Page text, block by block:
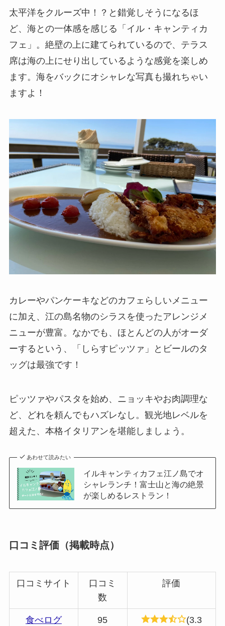
太平洋をクルーズ中！？と錯覚しそうになるほ
ど、海との一体感を感じる「イル・キャンティカ
フェ」。絶壁の上に建てられているので、テラス
席は海の上にせり出しているような感覚を楽しめ
ます。海をバックにオシャレな写真も撮れちゃい
ますよ！
カレーやパンケーキなどのカフェらしいメニュー
に加え、江の島名物のシラスを使ったアレンジメ
ニューが豊富。なかでも、ほとんどの人がオーダ
ーするという、「しらすピッツァ」とビールのタ
ッグは最強です！
ピッツァやパスタを始め、ニョッキやお肉調理な
ど、どれを頼んでもハズレなし。観光地レベルを
超えた、本格イタリアンを堪能しましょう。
あわせて読みたい
イルキャンティカフェ江ノ島でオ
シャレランチ！富士山と海の絶景
が楽しめるレストラン！
口コミ評価（掲載時点）
口コミサイト
口コミ
数
評価
食べログ 95
(3.3